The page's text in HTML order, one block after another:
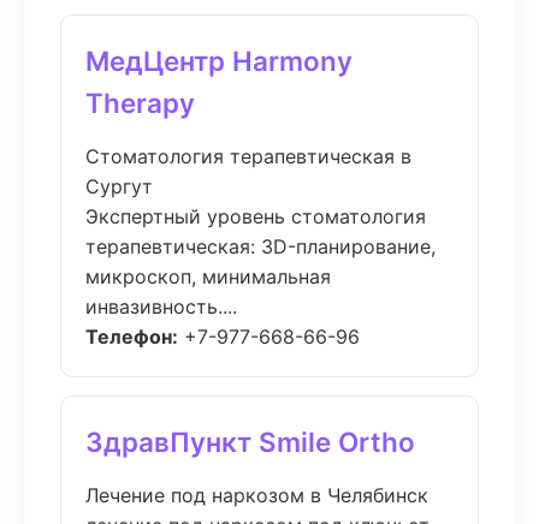
МедЦентр Harmony
Therapy
Стоматология терапевтическая в
Сургут
Экспертный уровень стоматология
терапевтическая: 3D-планирование,
микроскоп, минимальная
инвазивность....
Телефон: +7-977-668-66-96
ЗдравПункт Smile Ortho
Лечение под наркозом в Челябинск